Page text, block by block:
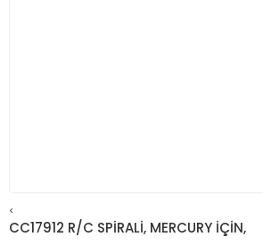
<
CC17912 R/C SPİRALİ, MERCURY İÇİN,